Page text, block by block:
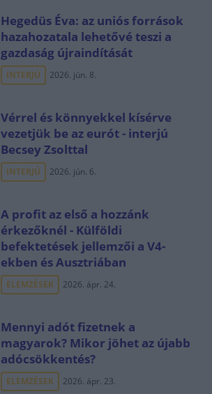
Hegedüs Éva: az uniós források
hazahozatala lehetővé teszi a
gazdaság újraindítását
INTERJÚ 2026. jún. 8.
Vérrel és könnyekkel kísérve
vezetjük be az eurót - interjú
Becsey Zsolttal
INTERJÚ 2026. jún. 6.
A profit az első a hozzánk
érkezőknél - Külföldi
befektetések jellemzői a V4-
ekben és Ausztriában
ELEMZÉSEK 2026. ápr. 24.
Mennyi adót fizetnek a
magyarok? Mikor jöhet az újabb
adócsökkentés?
ELEMZÉSEK 2026. ápr. 23.